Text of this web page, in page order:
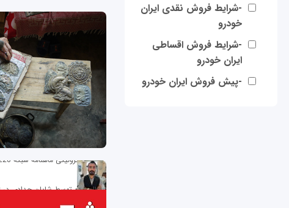
-شرایط فروش نقدی ایران
خودرو
-شرایط فروش اقساطی
ایران خودرو
-پیش فروش ایران خودرو
نسخه الکترونیکی ماهنامه شبکه 228
ارسال شده توسطشایان حدادیدر 1399, ارديبهشت 31 - 16:47